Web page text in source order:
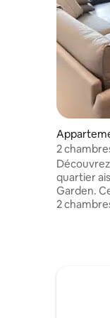
2
salaam,
quartier
Garden.
2
ondes,
en forme
les